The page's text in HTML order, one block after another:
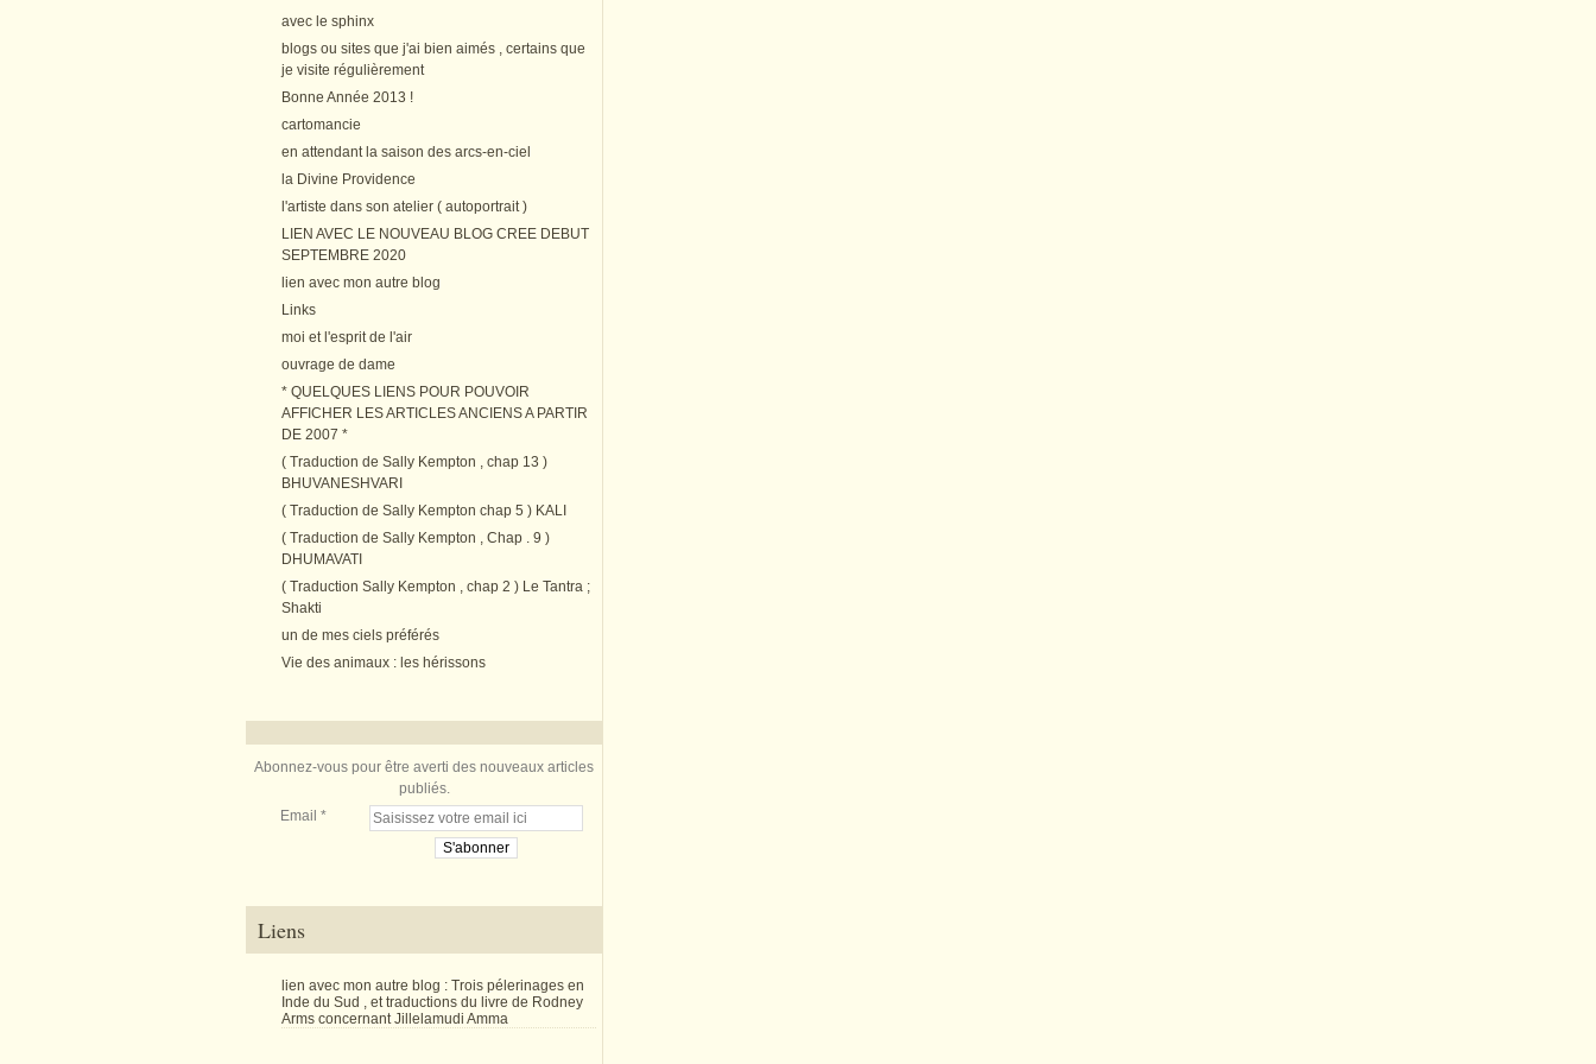
avec le sphinx
blogs ou sites que j'ai bien aimés , certains que
je visite régulièrement
Bonne Année 2013 !
cartomancie
en attendant la saison des arcs-en-ciel
la Divine Providence
l'artiste dans son atelier ( autoportrait )
LIEN AVEC LE NOUVEAU BLOG CREE DEBUT
SEPTEMBRE 2020
lien avec mon autre blog
Links
moi et l'esprit de l'air
ouvrage de dame
* QUELQUES LIENS POUR POUVOIR
AFFICHER LES ARTICLES ANCIENS A PARTIR
DE 2007 *
( Traduction de Sally Kempton , chap 13 )
BHUVANESHVARI
( Traduction de Sally Kempton chap 5 ) KALI
( Traduction de Sally Kempton , Chap . 9 )
DHUMAVATI
( Traduction Sally Kempton , chap 2 ) Le Tantra ;
Shakti
un de mes ciels préférés
Vie des animaux : les hérissons
Abonnez-vous pour être averti des nouveaux articles
publiés.
Email
Liens
lien avec mon autre blog : Trois pélerinages en
Inde du Sud , et traductions du livre de Rodney
Arms concernant Jillelamudi Amma